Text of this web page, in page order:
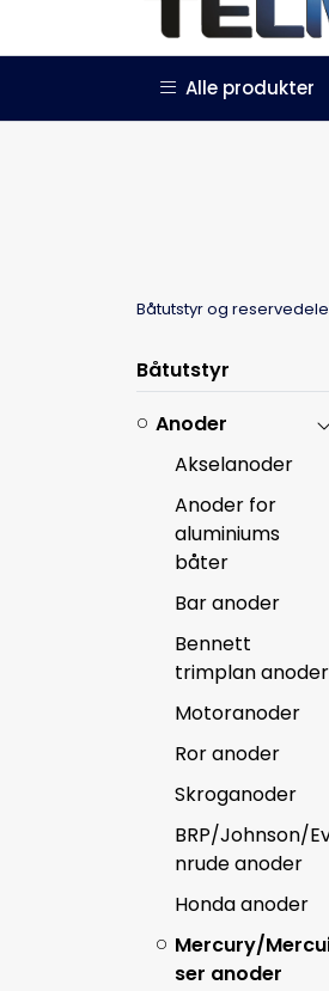
Trustpilot |
Alle produkter
Båtutstyr og
Båtutstyr
Anoder
Akselanoder
Anoder for
aluminiums
båter
Bar anoder
Bennett
trimplan anoder
Motoranoder
Ror anoder
Skroganoder
BRP/Johnson/
nrude anoder
Honda anoder
Mercury/
ser anoder